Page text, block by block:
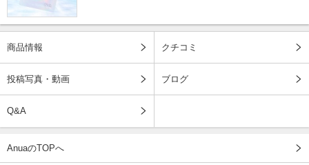
商品情報 クチコミ
投稿写真・動画 ブログ
Q&A
AnuaのTOPへ